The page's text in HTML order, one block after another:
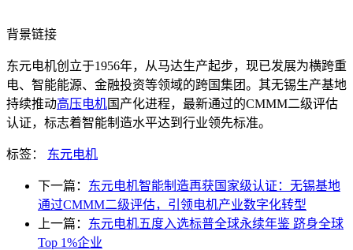
背景链接
东元电机创立于1956年，从马达生产起步，现已发展为横跨重
电、智能能源、金融投资等领域的跨国集团。其无锡生产基地
持续推动高压电机国产化进程，最新通过的CMMM二级评估
认证，标志着智能制造水平达到行业领先标准。
标签： 东元电机
下一篇： 东元电机智能制造再获国家级认证：无锡基地
通过CMMM二级评估，引领电机产业数字化转型
上一篇： 东元电机五度入选标普全球永续年鉴 跻身全球
Top 1%企业